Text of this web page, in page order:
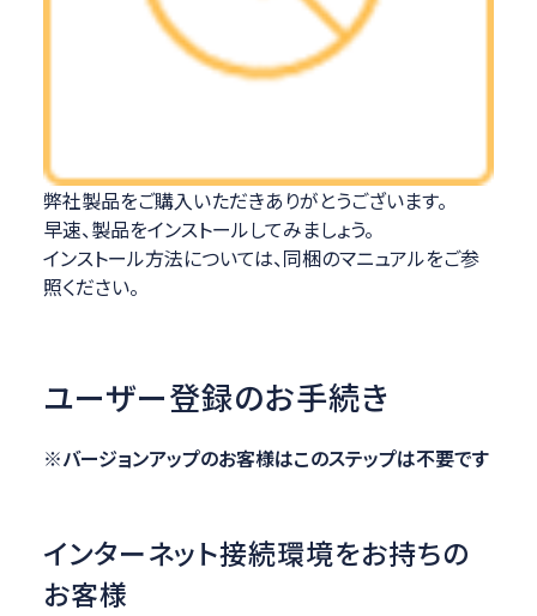
弊社製品をご購入いただきありがとうございます。
早速、製品をインストールしてみましょう。
インストール方法については、同梱のマニュアルをご参
照ください。
ユーザー登録のお手続き
※バージョンアップのお客様はこのステップは不要です
インターネット接続環境をお持ちの
お客様